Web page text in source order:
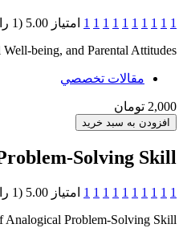
1
1
1
1
1
1
1
1
1
1 امتیاز 5.00 (1 رای)
being, and Parental Attitudes
مقالات تخصصي
2,000 تومان
Solving Skill
1
1
1
1
1
1
1
1
1
1 امتیاز 5.00 (1 رای)
Analogical Problem-Solving Skill